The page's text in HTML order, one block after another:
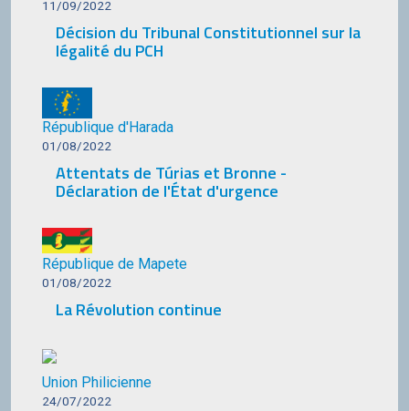
11/09/2022
Décision du Tribunal Constitutionnel sur la
légalité du PCH
République d'Harada
01/08/2022
Attentats de Túrias et Bronne -
Déclaration de l'État d'urgence
République de Mapete
01/08/2022
La Révolution continue
Union Philicienne
24/07/2022